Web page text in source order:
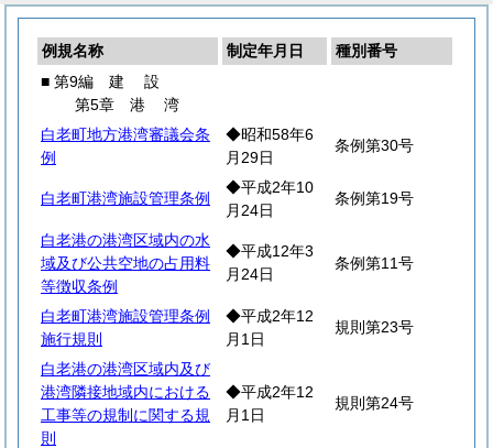
例規名称 制定年月日
種別番号
■ 第9編 建 設
第5章 港湾
白老町地方港湾審議会条
例
◆昭和58年6
月29日
条例第30号
白老町港湾施設管理条例
◆平成2年10
月24日
条例第19号
白老港の港湾区域内の水
域及び公共空地の占用料
等徴収条例
◆平成12年3
月24日
条例第11号
白老町港湾施設管理条例
施行規則
◆平成2年12
月1日
規則第23号
白老港の港湾区域内及び
港湾隣接地域内における
工事等の規制に関する規
則
◆平成2年12
月1日
規則第24号